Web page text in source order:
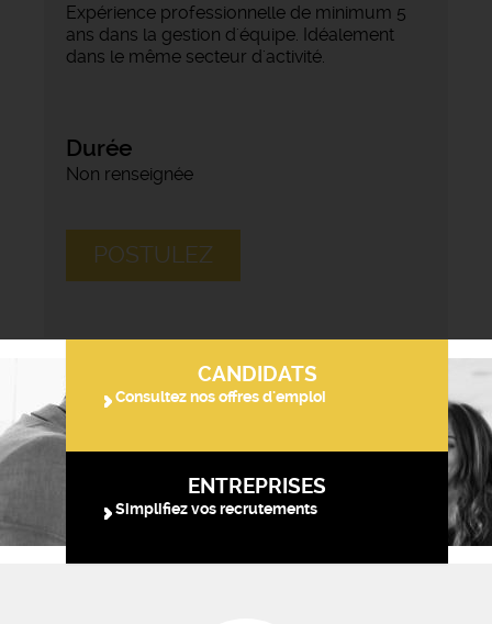
Expérience professionnelle de minimum 5
ans dans la gestion d'équipe. Idéalement
dans le même secteur d'activité.
Durée
Non renseignée
POSTULEZ
CANDIDATS
Consultez nos offres d'emploi
ENTREPRISES
Simplifiez vos recrutements